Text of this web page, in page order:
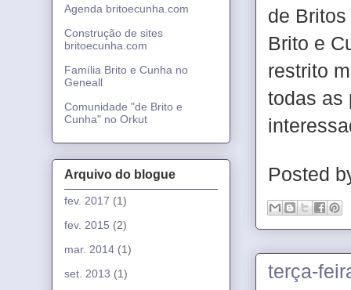
de
Brito e
restrito
todas as
Posted
terça-
Agenda britoecunha.com
Construção de sites
britoecunha.com
Família Brito e Cunha no
Geneall
Comunidade "de Brito e
Cunha" no Orkut
Arquivo do blogue
fev. 2017 (1)
fev. 2015 (2)
mar. 2014 (1)
set. 2013 (1)